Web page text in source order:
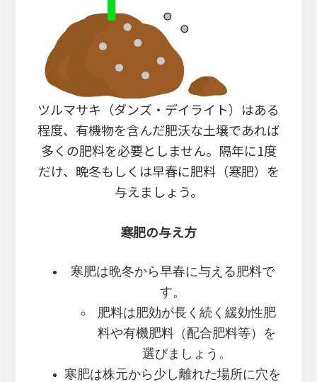
ツルマサキ（ダンズ・デイライト）はある
程度、有機物を含んだ肥沃な土壌であれば
多くの肥料を必要としません。隔年に1度
だけ、晩冬もしくは早春に肥料（寒肥）を
与えましょう。
寒肥の与え方
寒肥は晩冬から早春に与える肥料で
す。
肥料は肥効が長く続く緩効性肥
料や有機肥料（配合肥料等）を
選びましょう。
寒肥は株元から少し離れた場所に穴を